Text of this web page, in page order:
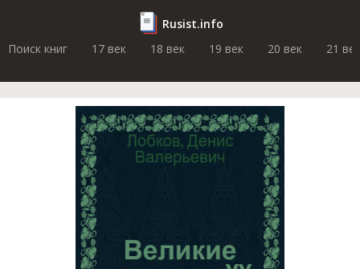
Rusist.info
Поиск книг
17 век 18 век 19 век 20 век 21 век